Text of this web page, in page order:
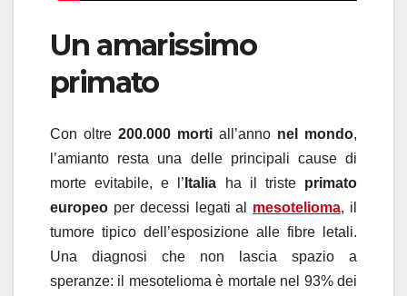
Un amarissimo
primato
Con oltre 200.000 morti all’anno nel mondo,
l’amianto resta una delle principali cause di
morte evitabile, e l’ Italia ha il triste primato
europeo per decessi legati al mesotelioma, il
tumore tipico dell’esposizione alle fibre letali.
Una diagnosi che non lascia spazio a
speranze: il mesotelioma è mortale nel 93% dei